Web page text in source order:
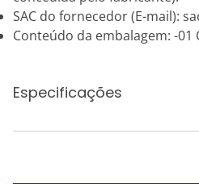
SAC do fornecedor (E-mail):
Conteúdo da embalagem: -01
Especificações